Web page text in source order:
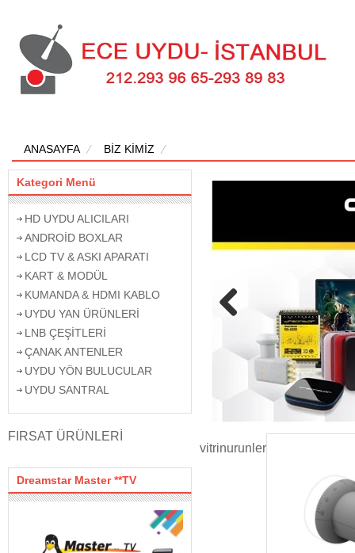
ANASAYFA BİZ KİMİZ
Kategori Menü
HD UYDU ALICILARI
ANDROİD BOXLAR
LCD TV & ASKI APARATI
KART & MODÜL
KUMANDA & HDMI KABLO
UYDU YAN ÜRÜNLERİ
LNB ÇEŞİTLERİ
ÇANAK ANTENLER
UYDU YÖN BULUCULAR
UYDU SANTRAL
FIRSAT ÜRÜNLERİ
Dreamstar Master **TV
vitrinurunler